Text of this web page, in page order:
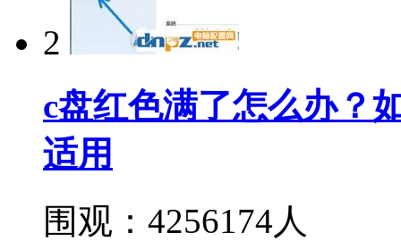
2
c盘红色满了怎么办？
适用
围观：4256174人